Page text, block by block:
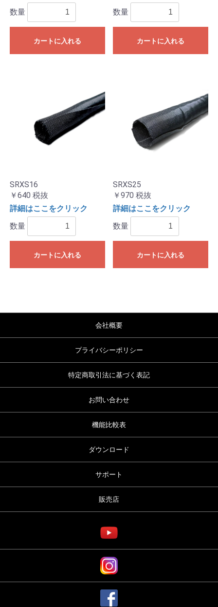
数量
カートに入れる
数量
カートに入れる
SRXS16
￥640 税抜
詳細はここをクリック
数量
カートに入れる
SRXS25
￥970 税抜
詳細はここをクリック
数量
カートに入れる
会社概要
プライバシーポリシー
特定商取引法に基づく表記
お問い合わせ
機能比較表
ダウンロード
サポート
販売店